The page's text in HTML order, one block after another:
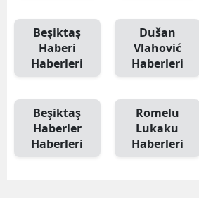
Beşiktaş
Haberi
Haberleri
Dušan
Vlahović
Haberleri
Beşiktaş
Haberler
Haberleri
Romelu
Lukaku
Haberleri